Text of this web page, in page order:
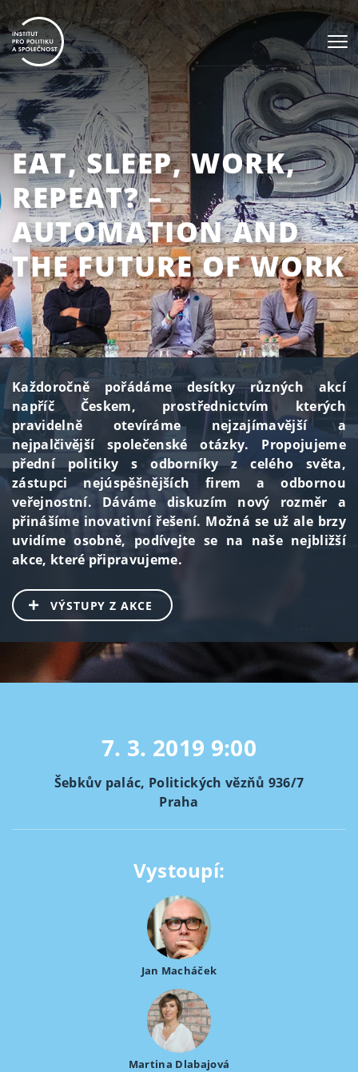
EAT, SLEEP, WORK,
REPEAT? –
AUTOMATION AND
THE FUTURE OF WORK
Každoročně pořádáme desítky různých akcí
napříč Českem, prostřednictvím kterých
pravidelně otevíráme nejzajímavější a
nejpalčivější společenské otázky. Propojujeme
přední politiky s odborníky z celého světa,
zástupci nejúspěšnějších firem a odbornou
veřejnostní. Dáváme diskuzím nový rozměr a
přinášíme inovativní řešení. Možná se už ale brzy
uvidíme osobně, podívejte se na naše nejbližší
akce, které připravujeme.
VÝSTUPY Z AKCE
7. 3. 2019 9:00
Šebkův palác, Politických vězňů 936/7
Praha
Vystoupí:
Jan Macháček
Martina Dlabajová